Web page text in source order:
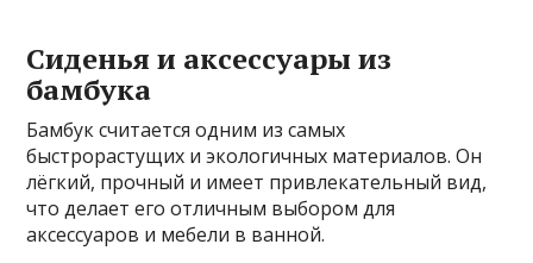
Сиденья и аксессуары из
бамбука
Бамбук считается одним из самых
быстрорастущих и экологичных материалов. Он
лёгкий, прочный и имеет привлекательный вид,
что делает его отличным выбором для
аксессуаров и мебели в ванной.